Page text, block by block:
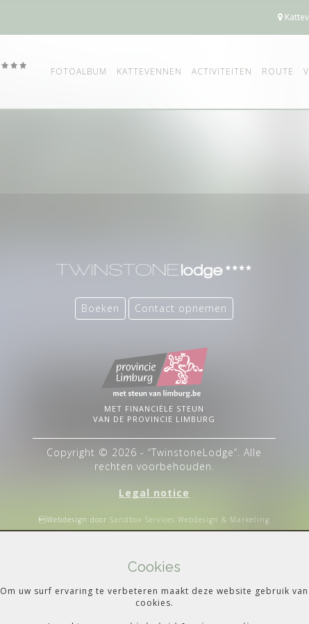
FOTOALBUM KATTEVENNEN ACTIVITEITEN ROUTE
Boeken Contact opnemen
MET FINANCIËLE STEUN
VAN DE PROVINCIE LIMBURG
Copyright © 2026 - “TwinstoneLodge”. Alle
rechten voorbehouden.
Legal notice
Webdesign door Sandbox Services Webdesign & Marketing
Cookies
Om uw surf ervaring te verbeteren maakt deze website gebruik van
cookies.